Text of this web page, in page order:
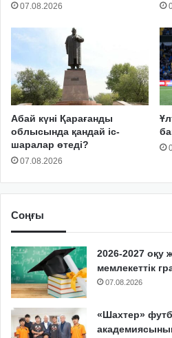
07.08.2026
Абай күні Қарағанды
облысында қандай іс-
шаралар өтеді?
07.08.2026
Соңғы
2026-2027 оқу
мемлекеттік
07.08.2026
«Шахтер»